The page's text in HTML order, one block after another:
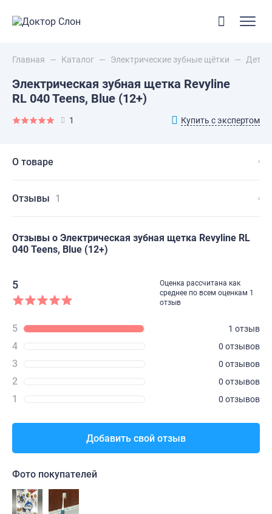
Главная — Каталог — Электрические зубные щётки —
Электрическая зубная щетка Revyline
RL 040 Teens, Blue (12+)
1 Купить с экспертом
О товаре
Отзывы 1
Отзывы о Электрическая зубная щетка Revyline RL
040 Teens, Blue (12+)
5
Оценка рассчитана как
среднее по всем оценкам 1
отзыв
5 1 отзыв
4 0 отзывов
3 0 отзывов
2 0 отзывов
1 0 отзывов
Добавить свой отзыв
Фото покупателей